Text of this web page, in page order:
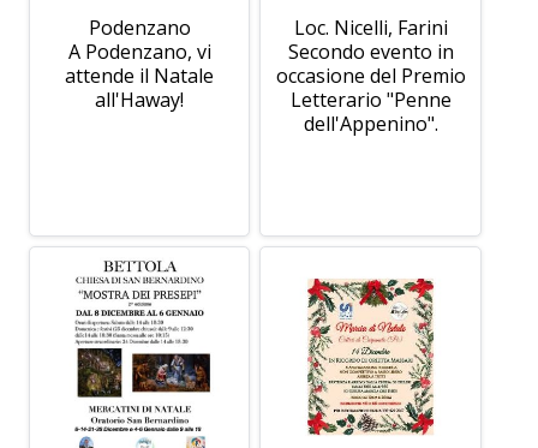
Podenzano
A Podenzano, vi
attende il Natale
all'Haway!
Loc. Nicelli, Farini
Secondo evento in
occasione del Premio
Letterario "Penne
dell'Appenino".